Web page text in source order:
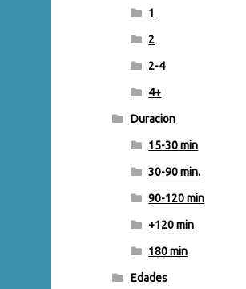
1
2
2-4
4+
Duracion
15-30 min
30-90 min.
90-120 min
+120 min
180 min
Edades